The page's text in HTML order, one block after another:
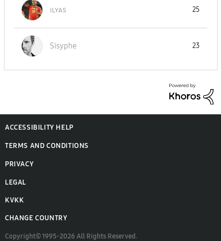
ɪʟʏᴀs 25
Sisyphe 23
ACCESSIBILITY HELP
TERMS AND CONDITIONS
PRIVACY
LEGAL
KVKK
CHANGE COUNTRY
Copyright© 1995-2026 All Rights Reserved.